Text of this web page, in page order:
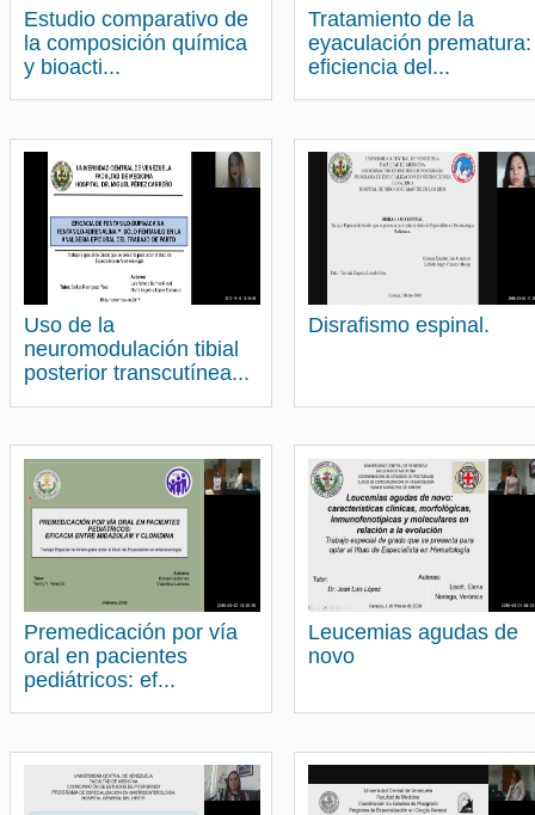
Estudio comparativo de
la composición química
y bioacti...
Tratamiento de la
eyaculación prematura:
eficiencia del...
Uso de la
neuromodulación tibial
posterior transcutínea...
Disrafismo espinal.
Premedicación por vía
oral en pacientes
pediátricos: ef...
Leucemias agudas de
novo